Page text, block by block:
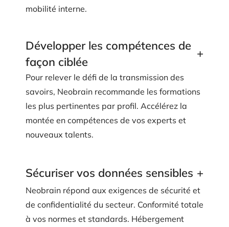
mobilité interne.
Développer les compétences de
façon ciblée
+
Pour relever le défi de la transmission des
savoirs, Neobrain recommande les formations
les plus pertinentes par profil. Accélérez la
montée en compétences de vos experts et
nouveaux talents.
Sécuriser vos données sensibles +
Neobrain répond aux exigences de sécurité et
de confidentialité du secteur. Conformité totale
à vos normes et standards. Hébergement